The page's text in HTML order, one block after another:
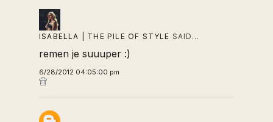
ISABELLA | THE PILE OF STYLE SAID…
remen je suuuper :)
6/28/2012 04:05:00 pm